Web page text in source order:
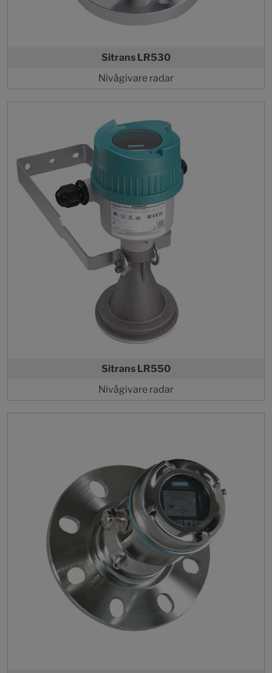
Sitrans LR530
Nivågivare radar
Sitrans LR550
Nivågivare radar